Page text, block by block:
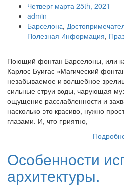
Четверг марта 25th, 2021
admin
Барселона,
Полезная Информация,
Поющий фонтан Барселоны, или
Карлос Буигас «Магический
незабываемое и волшебное
сильные струи воды, чарующая
ощущение расслабленности и
насколько это красиво, нужно
глазами. И, что приятно,
Особенности
архитектуры.